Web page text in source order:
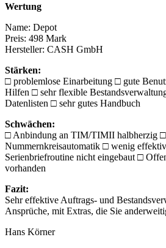
Wertung
Name: Depot
Preis: 498 Mark
Hersteller: CASH GmbH
Stärken:
□ problemlose Einarbeitung □ gute
Hilfen □ sehr flexible
Datenlisten □ sehr gutes Handbuch
Schwächen:
□ Anbindung an TIM/TIMII halbherzig □
Nummernkreisautomatik □ wenig
Serienbriefroutine nicht eingebaut □
vorhanden
Fazit:
Sehr effektive Auftrags- und
Ansprüche, mit Extras, die Sie
Hans Körner